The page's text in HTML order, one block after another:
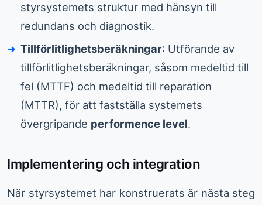
styrsystemets struktur med hänsyn till
redundans och diagnostik.
Tillförlitlighetsberäkningar: Utförande av
tillförlitlighetsberäkningar, såsom medeltid till
fel (MTTF) och medeltid till reparation
(MTTR), för att fastställa systemets
övergripande performence level.
Implementering och integration
När styrsystemet har konstruerats är nästa steg